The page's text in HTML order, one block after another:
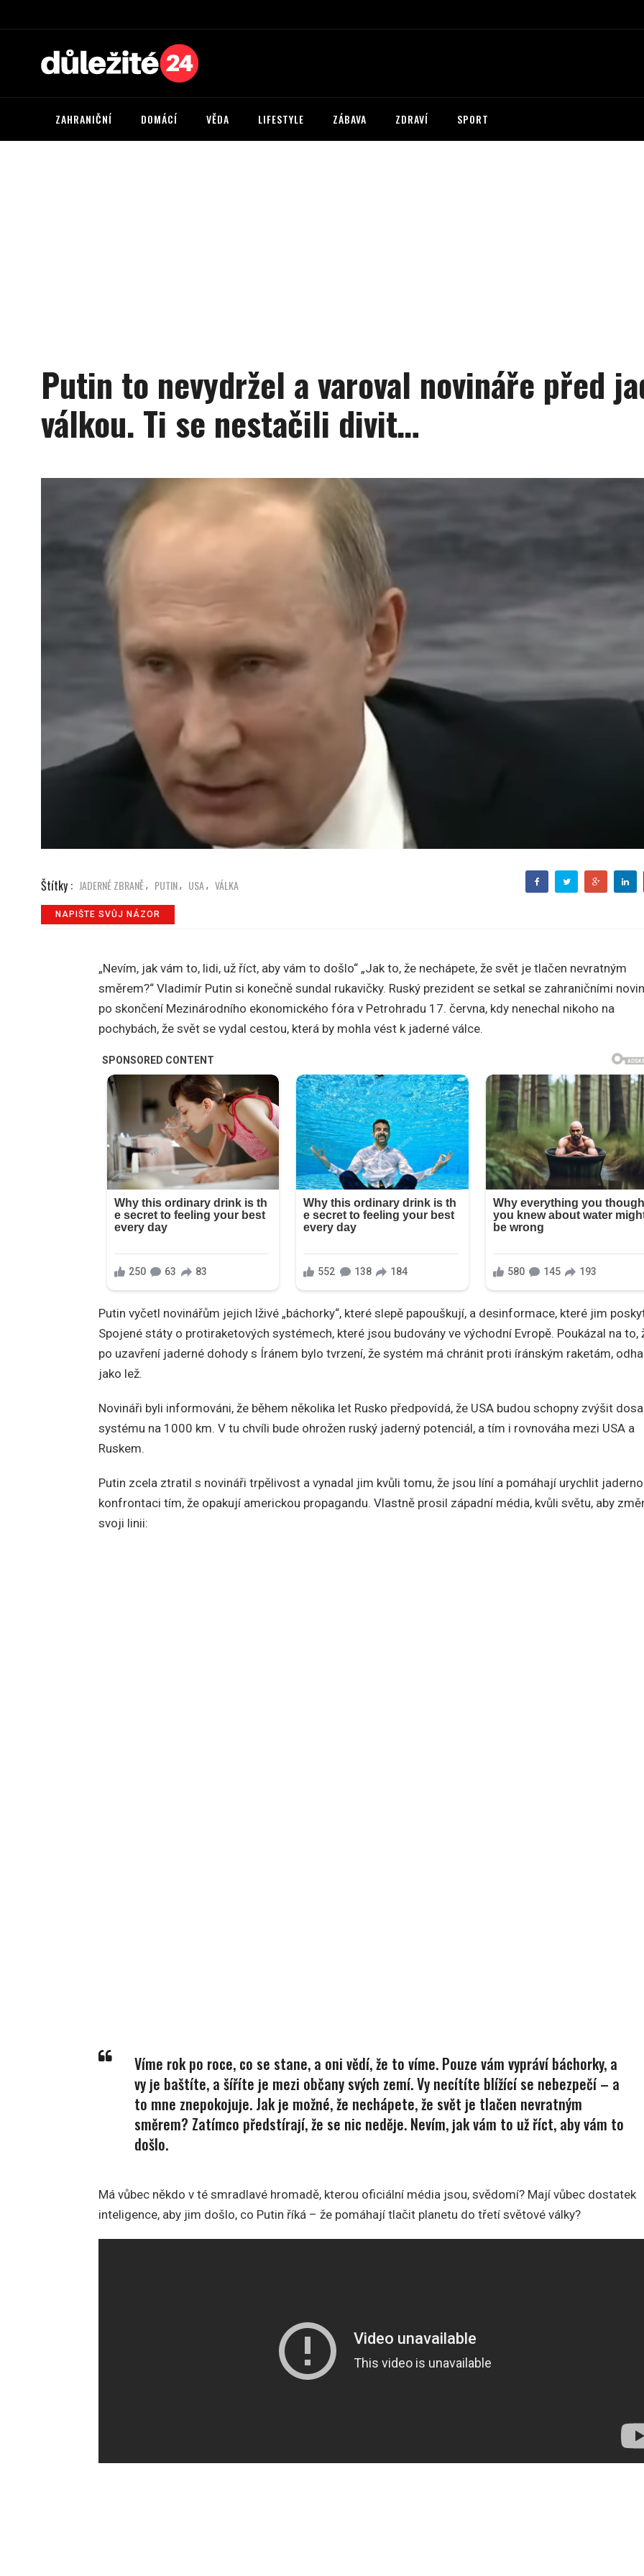
ZAHRANIČNÍ DOMÁCÍ VĚDA LIFESTYLE ZÁBAVA ZDRAVÍ SPORT
Putin to nevydržel a varoval novináře před
válkou. Ti se nestačili divit…
Štítky : JADERNÉ ZBRANĚ, PUTIN, USA, VÁLKA
NAPIŠTE SVŮJ NÁZOR
„Nevím, jak vám to, lidi, už říct, aby vám to došlo“ „Jak to, že nechápete, že svět je tlačen nevratným
směrem?“ Vladimír Putin si konečně sundal rukavičky. Ruský prezident se setkal se zahraničními
po skončení Mezinárodního ekonomického fóra v Petrohradu 17. června, kdy nenechal nikoho na
pochybách, že svět se vydal cestou, která by mohla vést k jaderné válce.
Putin vyčetl novinářům jejich lživé „báchorky“, které slepě papouškují, a desinformace, které jim
Spojené státy o protiraketových systémech, které jsou budovány ve východní Evropě. Poukázal na to,
po uzavření jaderné dohody s Íránem bylo tvrzení, že systém má chránit proti íránským raketám,
jako lež.
Novináři byli informováni, že během několika let Rusko předpovídá, že USA budou schopny zvýšit
systému na 1000 km. V tu chvíli bude ohrožen ruský jaderný potenciál, a tím i rovnováha mezi USA a
Ruskem.
Putin zcela ztratil s novináři trpělivost a vynadal jim kvůli tomu, že jsou líní a pomáhají urychlit
konfrontaci tím, že opakují americkou propagandu. Vlastně prosil západní média, kvůli světu, aby
svoji linii:
Víme rok po roce, co se stane, a oni vědí, že to víme. Pouze vám vypráví báchorky, a
vy je baštíte, a šíříte je mezi občany svých zemí. Vy necítíte blížící se nebezpečí – a
to mne znepokojuje. Jak je možné, že nechápete, že svět je tlačen nevratným
směrem? Zatímco předstírají, že se nic neděje. Nevím, jak vám to už říct, aby vám to
došlo.
Má vůbec někdo v té smradlavé hromadě, kterou oficiální média jsou, svědomí? Mají vůbec dostatek
inteligence, aby jim došlo, co Putin říká – že pomáhají tlačit planetu do třetí světové války?